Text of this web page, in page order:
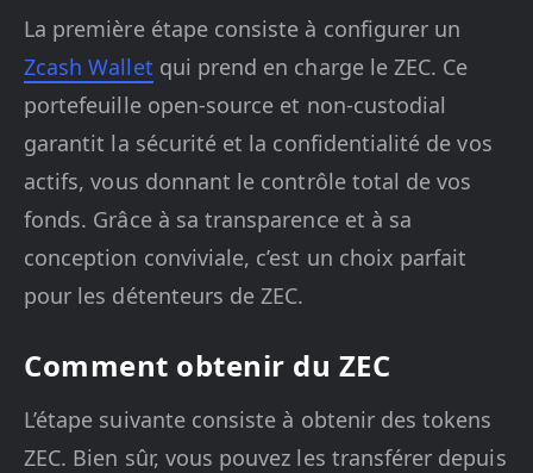
La première étape consiste à configurer un
Zcash Wallet qui prend en charge le ZEC. Ce
portefeuille open-source et non-custodial
garantit la sécurité et la confidentialité de vos
actifs, vous donnant le contrôle total de vos
fonds. Grâce à sa transparence et à sa
conception conviviale, c’est un choix parfait
pour les détenteurs de ZEC.
Comment obtenir du ZEC
L’étape suivante consiste à obtenir des tokens
ZEC. Bien sûr, vous pouvez les transférer depuis